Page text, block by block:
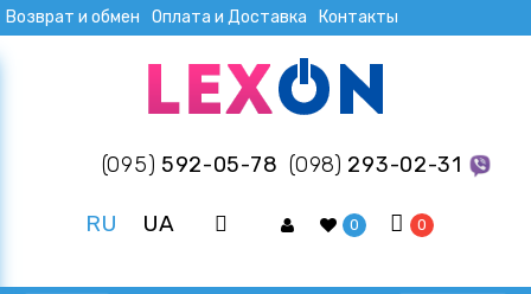
Возврат и обмен Оплата и Доставка Контакты
(095) 592-05-78 (098) 293-02-31
RU UA 0 0